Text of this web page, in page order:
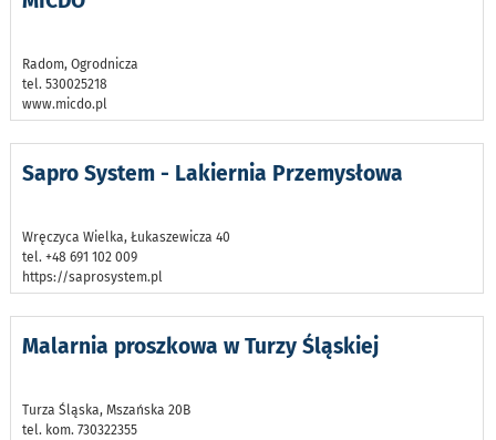
Radom, Ogrodnicza
tel. 530025218
www.micdo.pl
Sapro System - Lakiernia Przemysłowa
Wręczyca Wielka, Łukaszewicza 40
tel. +48 691 102 009
https://saprosystem.pl
Malarnia proszkowa w Turzy Śląskiej
Turza Śląska, Mszańska 20B
tel. kom. 730322355